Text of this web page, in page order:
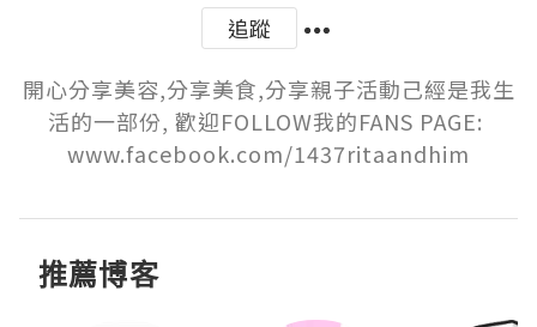
追蹤
開心分享美容,分享美食,分享親子活動己經是我生
活的一部份, 歡迎FOLLOW我的FANS PAGE:
www.facebook.com/1437ritaandhim
推薦博客